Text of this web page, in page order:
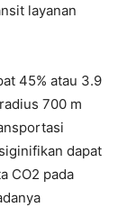
layanan
45% atau 3.9
700 m
dapat
CO2 pada